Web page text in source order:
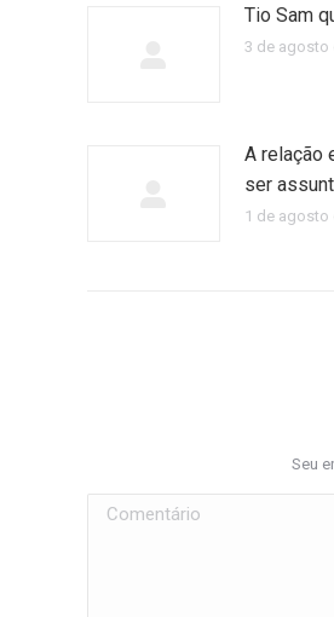
Tio Sam
3 de agosto
A relação
ser
1 de agosto
Seu
Comentário